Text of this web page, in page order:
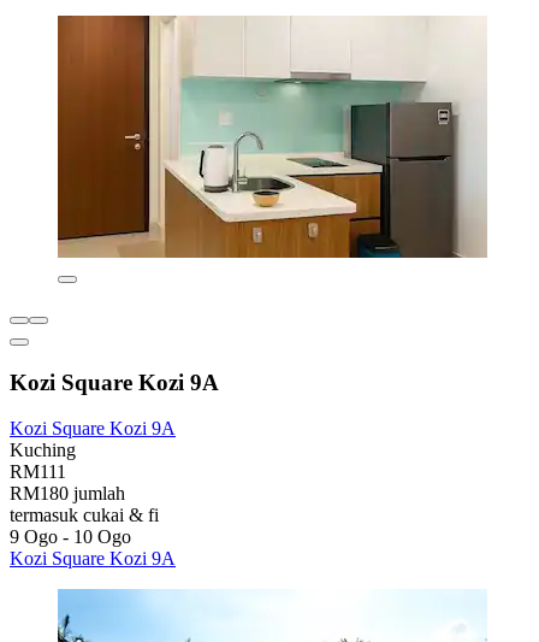
Kozi Square Kozi 9A
Kozi Square Kozi 9A
Kuching
RM111
RM180 jumlah
termasuk cukai & fi
9 Ogo - 10 Ogo
Kozi Square Kozi 9A